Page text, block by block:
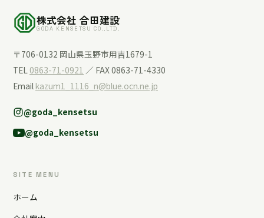
株式会社 合田建設
GODA KENSETSU CO.,LTD.
〒706-0132 岡山県玉野市用吉1679-1
TEL 0863-71-0921 ／ FAX 0863-71-4330
Email kazum1_1116_n@blue.ocn.ne.jp
@goda_kensetsu
@goda_kensetsu
SITE MENU
ホーム